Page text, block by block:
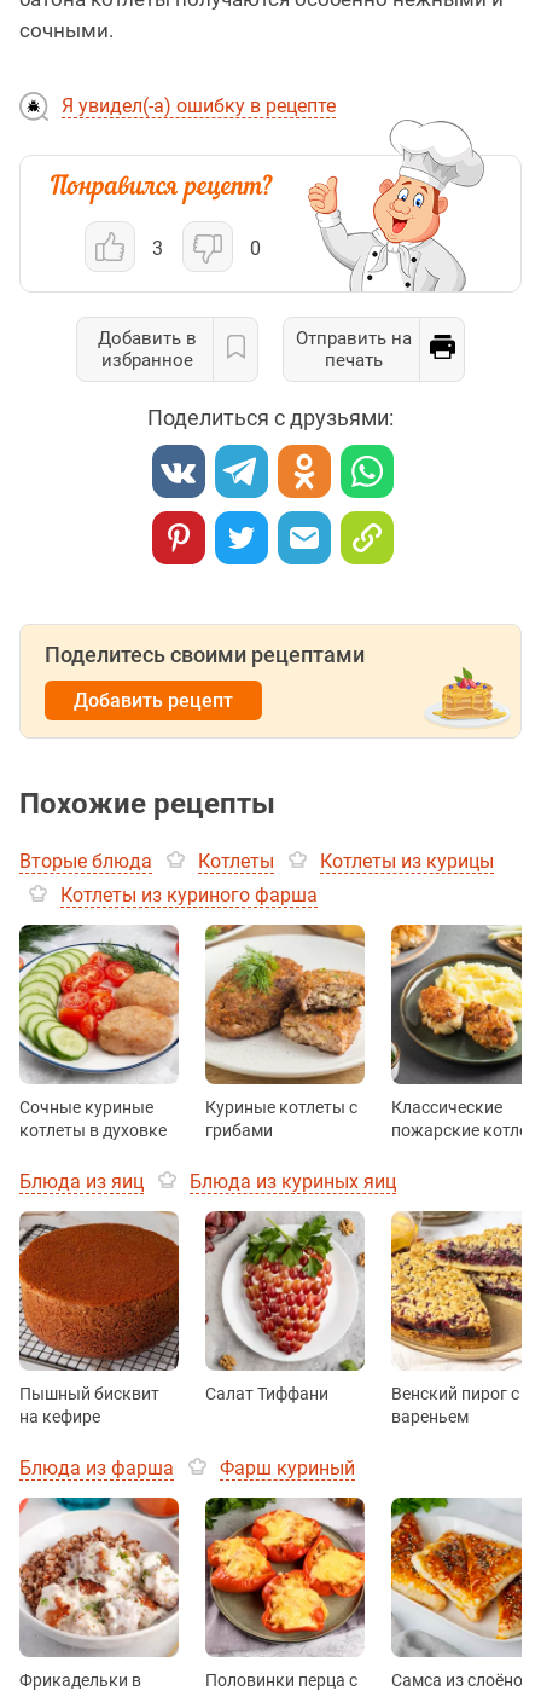
сочными.
Я увидел(-а) ошибку в рецепте
3 0
Добавить в
избранное
Отправить на
печать
Поделиться с друзьями:
Поделитесь своими рецептами
Добавить рецепт
Похожие рецепты
Вторые блюда Котлеты
Котлеты из курицы
Котлеты из куриного фарша
Сочные куриные
котлеты в духовке
Куриные котлеты с
грибами
Классические
пожарские
Блюда из яиц Блюда из куриных яиц
Пышный бисквит
на кефире
Салат Тиффани
Венский пирог с
вареньем
Блюда из фарша Фарш куриный
Фрикадельки в
Половинки перца с
Самса из слоёного